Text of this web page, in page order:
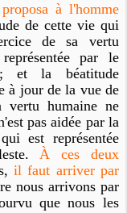
proposa à l'homme
de cette vie qui
de sa vertu
par le
; et la béatitude
à jour de la vue de
humaine ne
pas aidée par la
est représentée
À ces deux
il faut arriver par
nous arrivons par
que nous les